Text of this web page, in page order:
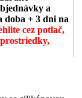
a
+ 3 dni na
cez potlač,